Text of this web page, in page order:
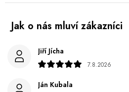
Jiří Jícha
7.8.2026
Ján Kubala